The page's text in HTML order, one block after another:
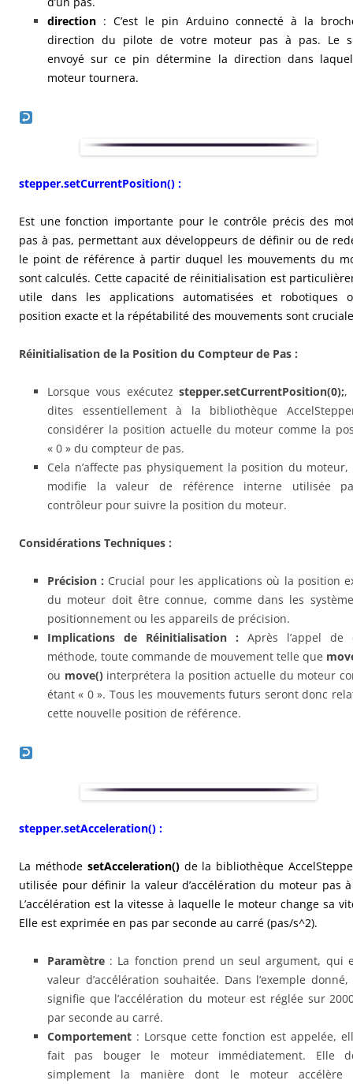
direction : C’est le pin Arduino connecté à la
direction du pilote de votre moteur pas à pas. Le
envoyé sur ce pin détermine la direction dans
moteur tournera.
stepper.setCurrentPosition() :
Est une fonction importante pour le contrôle précis des
pas à pas, permettant aux développeurs de définir ou de
le point de référence à partir duquel les mouvements du
sont calculés. Cette capacité de réinitialisation est
utile dans les applications automatisées et robotiques
position exacte et la répétabilité des mouvements sont
Réinitialisation de la Position du Compteur de Pas :
Lorsque vous exécutezstepper.setCurrentPosition(0);,
dites essentiellement à la bibliothèque
considérer la position actuelle du moteur comme la
« 0 » du compteur de pas.
Cela n’affecte pas physiquement la position du moteur,
modifie la valeur de référence interne utilisée
contrôleur pour suivre la position du moteur.
Considérations Techniques :
Précision : Crucial pour les applications où la position
du moteur doit être connue, comme dans les
positionnement ou les appareils de précision.
Implications de Réinitialisation : Après l’appel de
méthode, toute commande de mouvement telle que
ou move()interprétera la position actuelle du moteur
étant « 0 ». Tous les mouvements futurs seront donc
cette nouvelle position de référence.
stepper.setAcceleration() :
La méthode setAcceleration()de la bibliothèque
utilisée pour définir la valeur d’accélération du moteur pas
L’accélération est la vitesse à laquelle le moteur change sa
Elle est exprimée en pas par seconde au carré (pas/s^2).
Paramètre : La fonction prend un seul argument, qui
valeur d’accélération souhaitée. Dans l’exemple donné,
signifie que l’accélération du moteur est réglée sur
par seconde au carré.
Comportement : Lorsque cette fonction est appelée,
fait pas bouger le moteur immédiatement. Elle
simplement la manière dont le moteur accélère